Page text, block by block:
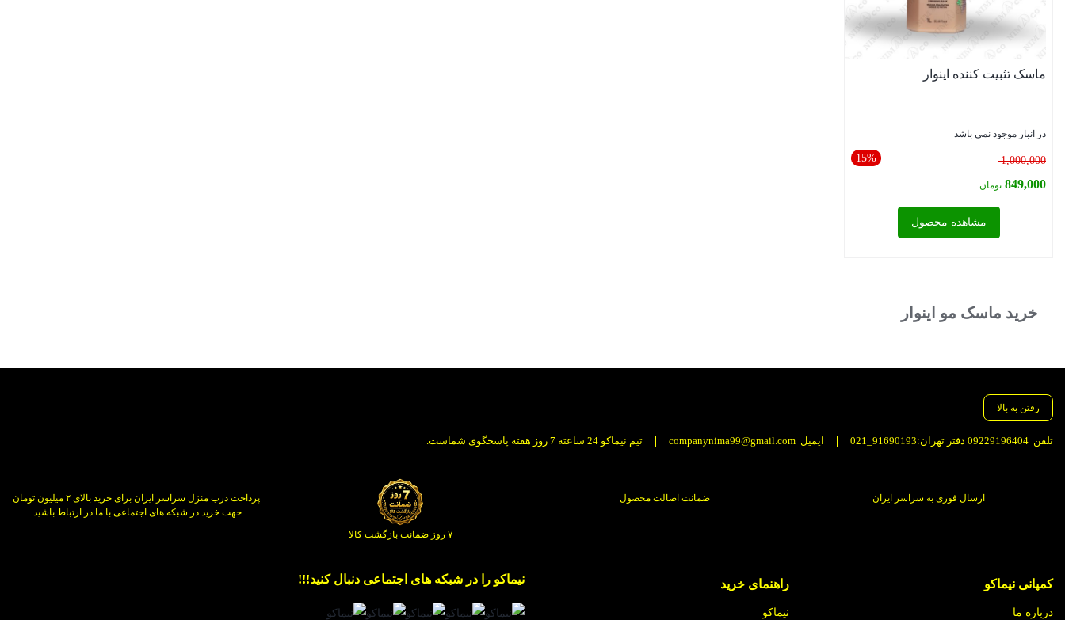
ماسک تثبیت کننده اینوار
در انبار موجود نمی باشد
15% 1,000,000 قیمت
اصلی:
بود.
849,000 تومان
مشاهده محصول
خرید ماسک مو اینوار
رفتن به بالا
تلفن 09229196404 دفتر تهران:91690193_021 ایمیل companynima99@gmail.com تیم نیماکو 24 ساعته 7 روز هفته پاسخگوی شماست.
ارسال فوری به سراسر ایران ضمانت اصالت محصول
۷ روز ضمانت بازگشت کالا
پرداخت درب منزل سراسر ایران برای خرید بالای ۲ میلیون تومان
جهت خرید در شبکه های اجتماعی با ما در ارتباط باشید.
کمپانی نیماکو
درباره ما
راهنمای خرید
نیماکو
نیماکو را در شبکه های اجتماعی دنبال کنید!!!